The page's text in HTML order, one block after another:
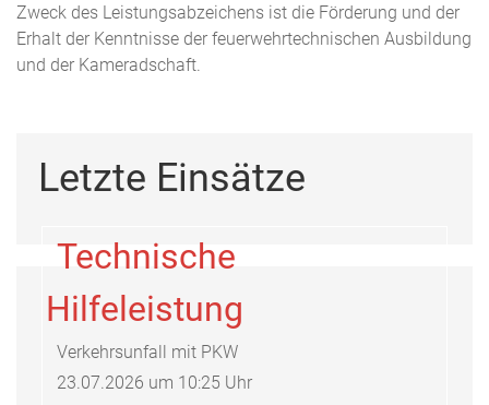
Zweck des Leistungsabzeichens ist die Förderung und der
Erhalt der Kenntnisse der feuerwehrtechnischen Ausbildung
und der Kameradschaft.
Letzte Einsätze
Technische
Hilfeleistung
Verkehrsunfall mit PKW
23.07.2026 um 10:25 Uhr